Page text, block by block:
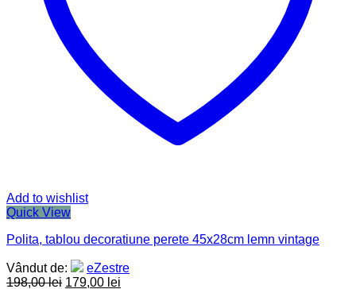
Add to wishlist
Quick View
Polita, tablou decoratiune perete 45x28cm lemn vintage
Vândut de:
eZestre
198,00lei 179,00 lei